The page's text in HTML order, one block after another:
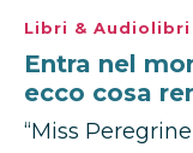
Libri & Audiolibri
Entra nel
ecco cosa
“Miss